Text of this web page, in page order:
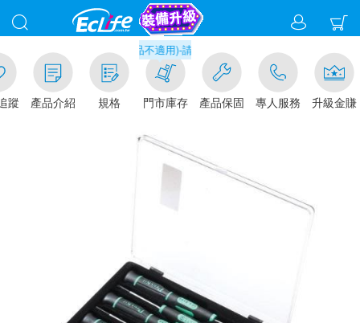
蹤 產品介紹 規格
市取貨現折1%(部分商品不適用)-請點我看
門市庫存 產品保固 專人服務 升級金賺